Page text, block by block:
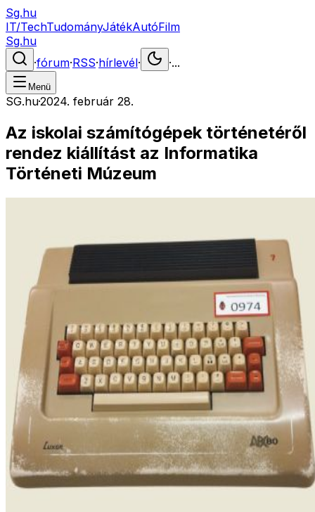
Sg.hu
IT/TechTudományJátékAutóFilm
Sg.hu
·fórum·RSS·hírlevél· ·...
Menü
SG.hu·2024. február 28.
Az iskolai számítógépek történetéről
rendez kiállítást az Informatika
Történeti Múzeum